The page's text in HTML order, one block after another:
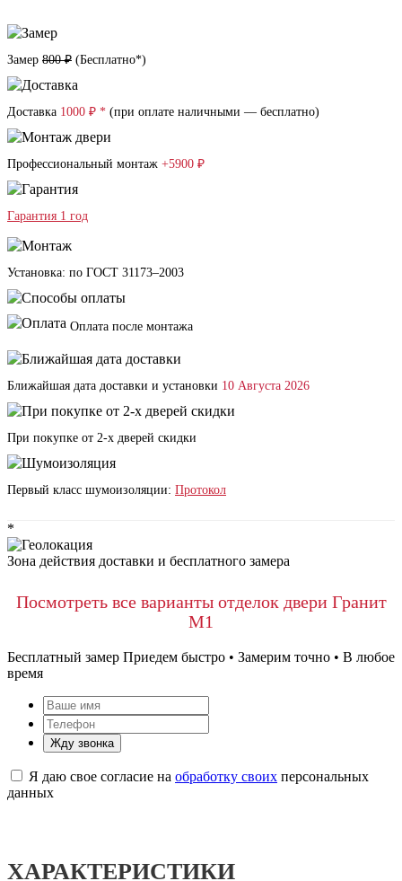
Замер 800 ₽ (Бесплатно*)
Доставка 1000 ₽ * (при оплате наличными — бесплатно)
Профессиональный монтаж +5900 ₽
Гарантия 1 год
Установка: по ГОСТ 31173–2003
Оплата после монтажа
Ближайшая дата доставки и установки 10 Августа 2026
При покупке от 2-х дверей скидки
Первый класс шумоизоляции: Протокол
*
Зона действия доставки и бесплатного замера
Посмотреть все варианты отделок двери Гранит
М1
Бесплатный замер Приедем быстро • Замерим точно • В любое
время
Жду звонка
Я даю свое согласие на обработку своих персональных
данных
ХАРАКТЕРИСТИКИ